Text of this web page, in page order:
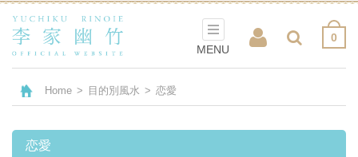
0
MENU
Home > 目的別風水 > 恋愛
恋愛